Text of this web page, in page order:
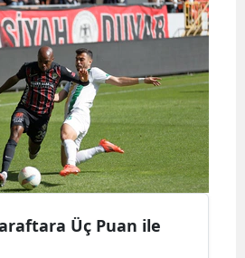
Kayseri
Kırşehir
Kocaeli
Konya
Üç Puan ile